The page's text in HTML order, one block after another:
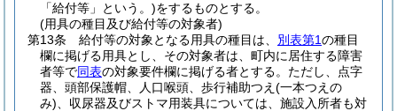
「給付等」という。)をするものとする。
(用具の種目及び給付等の対象者)
第13条
給付等の対象となる用具の種目は、 別表第1の種目
欄に掲げる用具とし、その対象者は、町内に居住する障害
者等で同表の対象要件欄に掲げる者とする。 ただし、点字
器、頭部保護帽、人口喉頭、歩行補助つえ (一本つえの
み) 、収尿器及びストマ用装具については、施設入所者も対